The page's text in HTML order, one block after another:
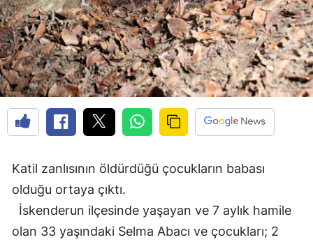
Katil zanlısının öldürdüğü çocukların babası
olduğu ortaya çıktı.
İskenderun ilçesinde yaşayan ve 7 aylık hamile
olan 33 yaşındaki Selma Abacı ve çocukları; 2